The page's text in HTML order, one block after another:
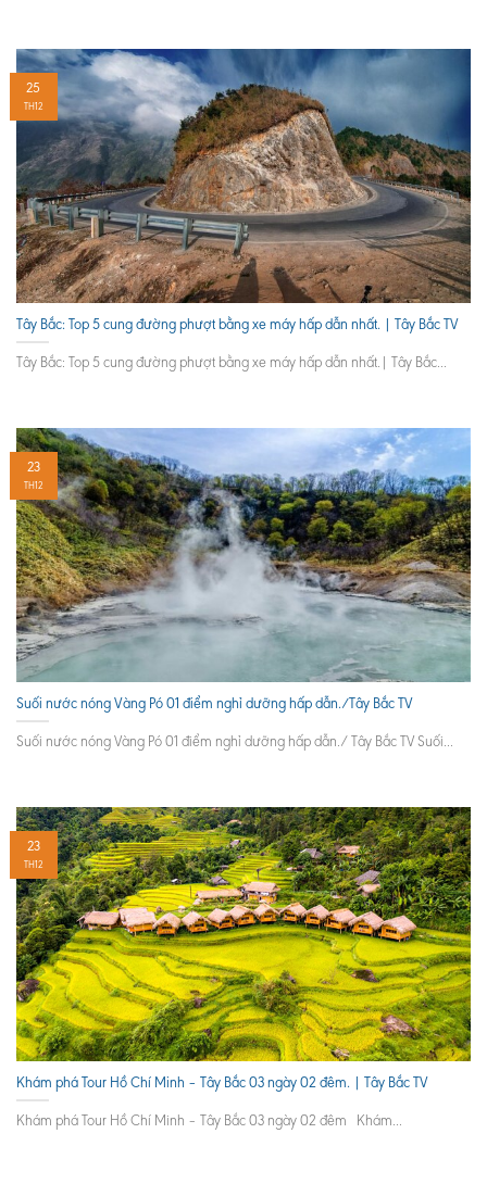
Tây Bắc: Top 5 cung đường phượt bằng xe máy hấp dẫn nhất. | Tây Bắc TV
Tây Bắc: Top 5 cung đường phượt bằng xe máy hấp dẫn nhất.| Tây Bắc...
25
TH12
Suối nước nóng Vàng Pó 01 điểm nghỉ dưỡng hấp dẫn./Tây Bắc TV
Suối nước nóng Vàng Pó 01 điểm nghỉ dưỡng hấp dẫn./ Tây Bắc TV Suối...
23
TH12
Khám phá Tour Hồ Chí Minh – Tây Bắc 03 ngày 02 đêm. | Tây Bắc TV
Khám phá Tour Hồ Chí Minh – Tây Bắc 03 ngày 02 đêm Khám...
23
TH12